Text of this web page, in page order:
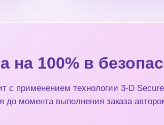
с применением технологии 3-D Secure
до момента выполнения заказа
на 100% в